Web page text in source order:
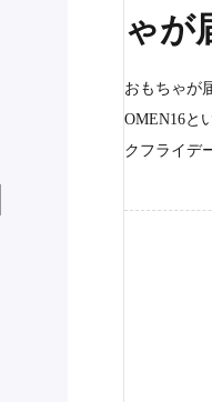
ゃが
おもちゃが
OMEN16と
クフライデ